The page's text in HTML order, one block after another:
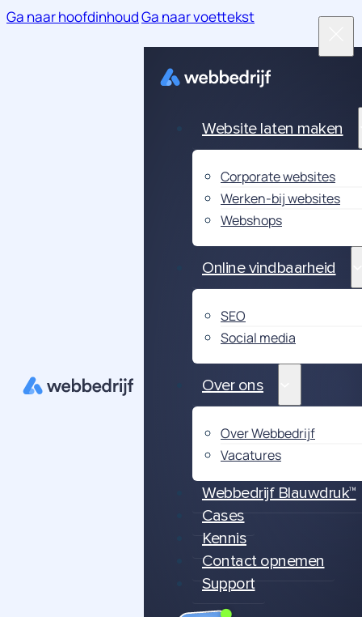
Ga naar hoofdinhoudGa naar voettekst
Website laten maken
Corporate websites
Werken-bij websites
Webshops
Online vindbaarheid
SEO
Social media
Over ons
Over Webbedrijf
Vacatures
Webbedrijf Blauwdruk™
Cases
Kennis
Contact opnemen
Support